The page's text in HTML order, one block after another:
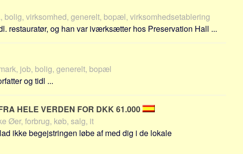
virksomhed, generelt, bopæl, virksomhedsetablering
restauratør, og han var iværksætter hos Preservation Hall ...
job, bolig, generelt, bopæl
og tidl ...
HELE VERDEN FOR DKK 61.000
Øer, forbrug, køb, salg, it
ikke begejstringen løbe af med dig i de lokale